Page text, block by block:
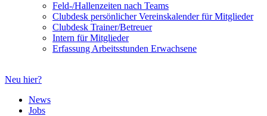
Feld-/Hallenzeiten nach Teams
Clubdesk persönlicher Vereinskalender für Mitglieder
Clubdesk Trainer/Betreuer
Intern für Mitglieder
Erfassung Arbeitsstunden Erwachsene
Neu hier?
News
Jobs